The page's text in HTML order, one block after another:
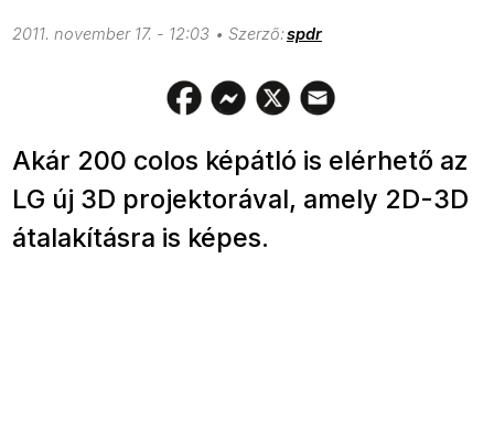
2011. november 17. - 12:03 spdr
Akár 200 colos képátló is elérhető az
LG új 3D projektorával, amely 2D-3D
átalakításra is képes.